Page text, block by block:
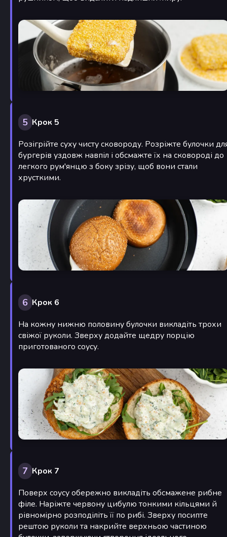
5 Крок 5
Розігрійте суху чисту сковороду. Розріжте булочки
бургерів уздовж навпіл і обсмажте їх на сковороді до
легкого рум'янцю з боку зрізу, щоб вони стали
хрусткими.
6 Крок 6
На кожну нижню половину булочки викладіть трохи
свіжої руколи. Зверху додайте щедру порцію
приготованого соусу.
7 Крок 7
Поверх соусу обережно викладіть обсмажене рибне
філе. Наріжте червону цибулю тонкими кільцями й
рівномірно розподіліть її по рибі. Зверху посипте
рештою руколи та накрийте верхньою частиною